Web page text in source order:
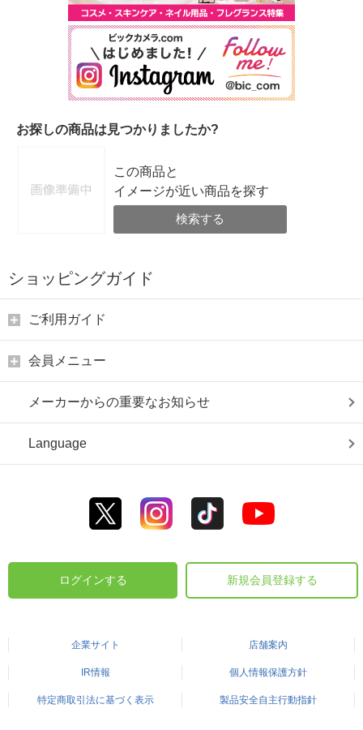
お探しの商品は見つかりましたか?
この商品と
イメージが近い商品を探す
検索する
ショッピングガイド
ご利用ガイド
会員メニュー
メーカーからの重要なお知らせ
Language
ログインする 新規会員登録する
企業サイト 店舗案内
IR情報 個人情報保護方針
特定商取引法に基づく表示 製品安全自主行動指針